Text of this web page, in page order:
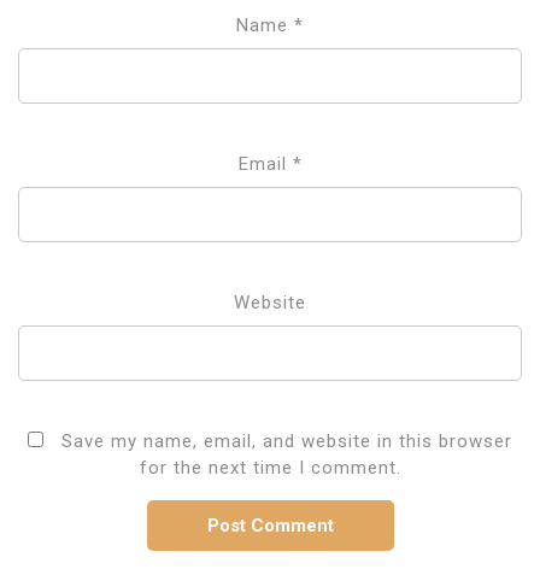
Name *
Email *
Website
Save my name, email, and website in this browser
for the next time I comment.